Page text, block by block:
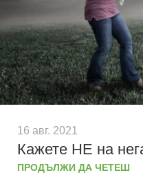
16 авг. 2021
Кажете НЕ на
ПРОДЪЛЖИ ДА ЧЕТЕШ